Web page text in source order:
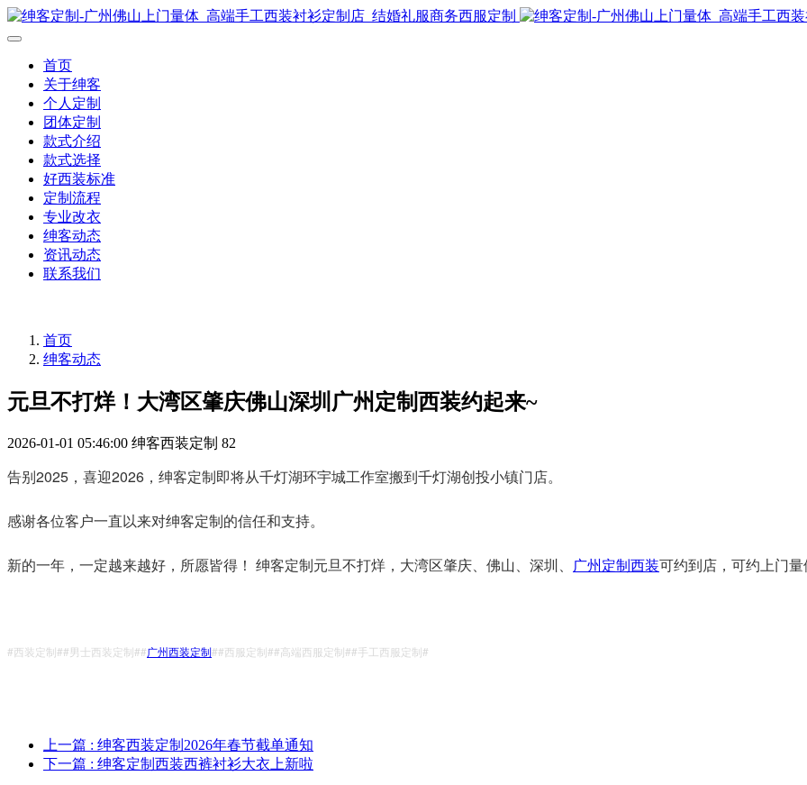
首页
关于绅客
个人定制
团体定制
款式介绍
款式选择
好西装标准
定制流程
专业改衣
绅客动态
资讯动态
联系我们
首页
绅客动态
元旦不打烊！大湾区肇庆佛山深圳广州定制西装约起来~
2026-01-01 05:46:00 绅客西装定制 82
告别2025，喜迎2026，绅客定制即将从千灯湖环宇城工作室搬到千灯湖创投小镇门店。
感谢各位客户一直以来对绅客定制的信任和支持。
新的一年，一定越来越好，所愿皆得！ 绅客定制元旦不打烊，大湾区肇庆、佛山、深圳、 广州定制西装可约到店，可约上门
#西装定制##男士西装定制##广州西装定制##西服定制##高端西服定制##手工西服定制#
上一篇 : 绅客西装定制2026年春节截单通知
下一篇 : 绅客定制西装西裤衬衫大衣上新啦